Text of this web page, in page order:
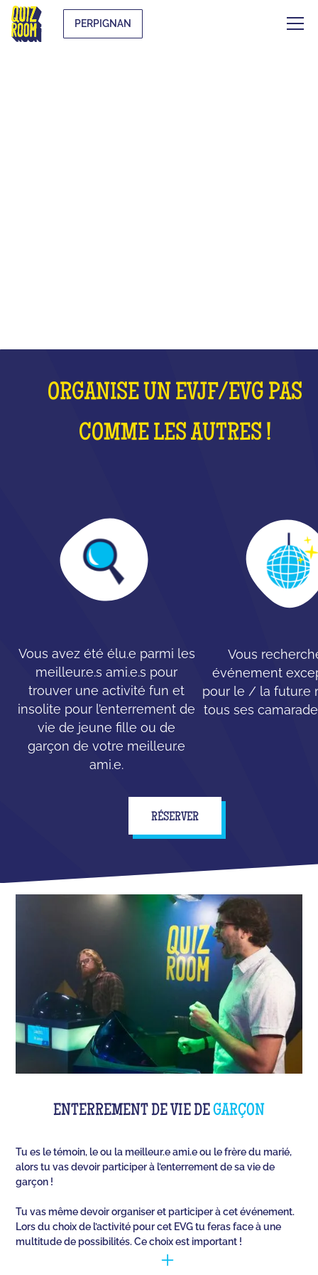
PERPIGNAN
ORGANISE UN EVJF/EVG PAS
COMME LES AUTRES !
Vous avez été élu.e parmi les
meilleur.e.s ami.e.s pour
trouver une activité fun et
insolite pour l’enterrement de
vie de jeune fille ou de
garçon de votre meilleur.e
ami.e.
Vous
événement
pour le / la futur.e
tous ses
RÉSERVER
ENTERREMENT DE VIE DEGARÇON
Tu es le témoin, le ou la meilleur.e ami.e ou le frère du marié,
alors tu vas devoir participer à l’enterrement de sa vie de
garçon !
Tu vas même devoir organiser et participer à cet événement.
Lors du choix de l’activité pour cet EVG tu feras face à une
multitude de possibilités. Ce choix est important !